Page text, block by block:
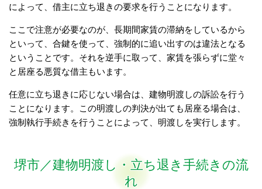
によって、借主に立ち退きの要求を行うことになります。
ここで注意が必要なのが、長期間家賃の滞納をしているから
といって、合鍵を使って、強制的に追い出すのは違法となる
ということです。それを逆手に取って、家賃を張らずに堂々
と居座る悪質な借主もいます。
任意に立ち退きに応じない場合は、建物明渡しの訴訟を行う
ことになります。この明渡しの判決が出ても居座る場合は、
強制執行手続きを行うことによって、明渡しを実行します。
堺市／建物明渡し・立ち退き手続きの流
れ